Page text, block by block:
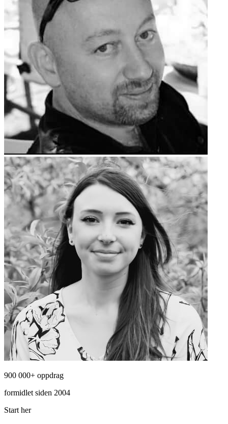
900 000+ oppdrag
formidlet siden 2004
Start her